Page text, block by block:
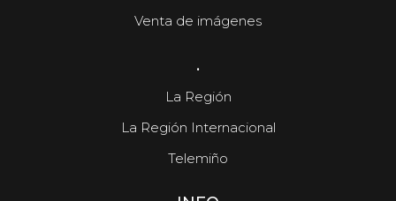
Venta de imágenes
.
La Región
La Región Internacional
Telemiño